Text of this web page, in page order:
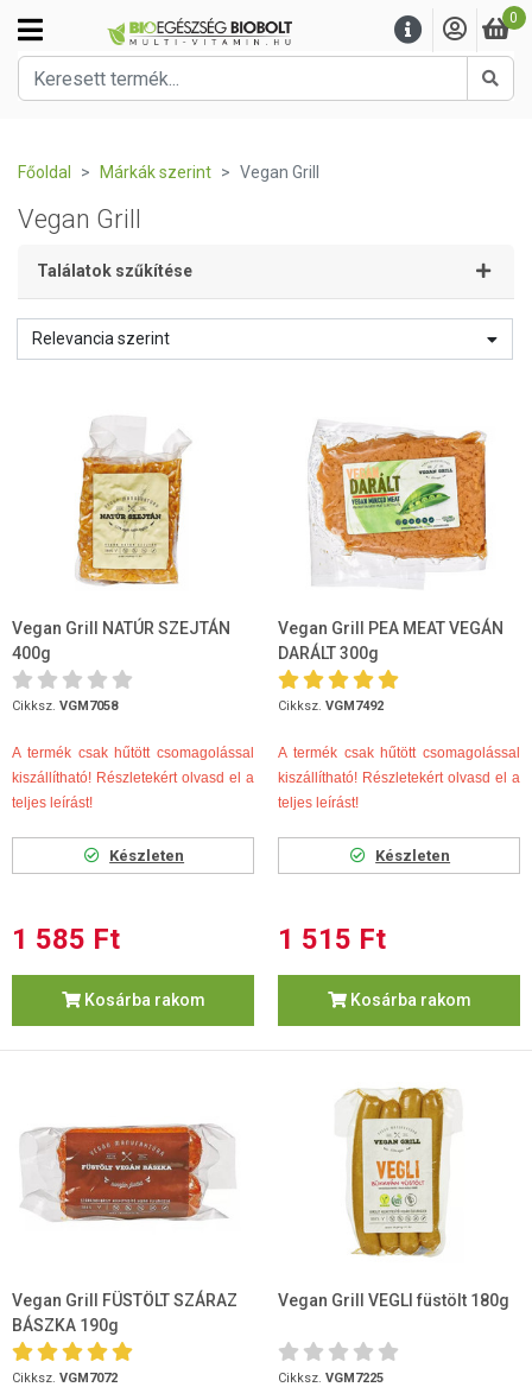
0
Főoldal Márkák szerint Vegan Grill
Vegan Grill
Találatok szűkítése
Relevancia szerint
Vegan Grill NATÚR SZEJTÁN
400g
Cikksz. VGM7058
A termék csak hűtött csomagolással
kiszállítható! Részletekért olvasd el a
teljes leírást!
Készleten
1 585 Ft
Kosárba rakom
Vegan Grill PEA MEAT VEGÁN
DARÁLT 300g
Cikksz. VGM7492
A termék csak hűtött csomagolással
kiszállítható! Részletekért olvasd el a
teljes leírást!
Készleten
1 515 Ft
Kosárba rakom
Vegan Grill FÜSTÖLT SZÁRAZ
BÁSZKA 190g
Cikksz. VGM7072
Vegan Grill VEGLI füstölt 180g
Cikksz. VGM7225